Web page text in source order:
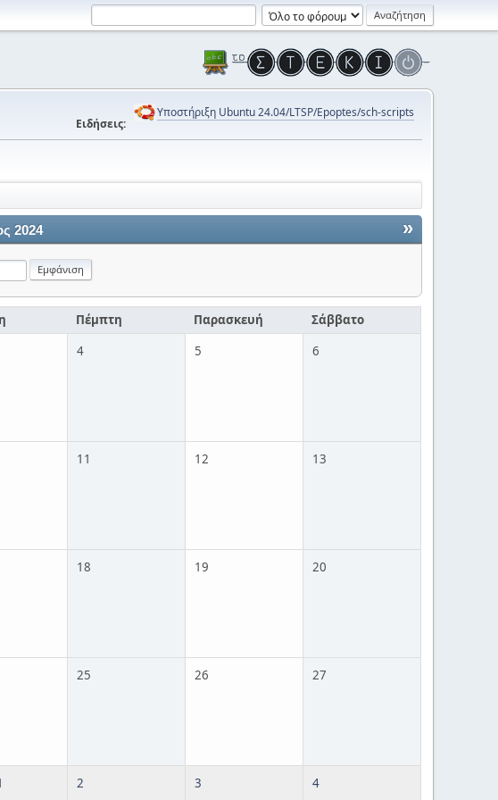
Ειδήσεις:
Υποστήριξη Ubuntu 24.04/LTSP/Epoptes/sch-scripts
»
2024
Πέμπτη Παρασκευή Σάββατο
4 5 6
11 12 13
18 19 20
25 26 27
2 3 4